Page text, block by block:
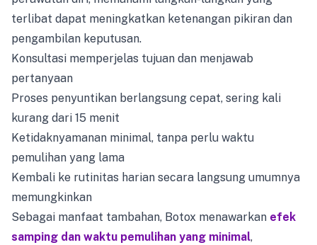
terlibat dapat meningkatkan ketenangan pikiran dan
pengambilan keputusan.
Konsultasi memperjelas tujuan dan menjawab
pertanyaan
Proses penyuntikan berlangsung cepat, sering kali
kurang dari 15 menit
Ketidaknyamanan minimal, tanpa perlu waktu
pemulihan yang lama
Kembali ke rutinitas harian secara langsung umumnya
memungkinkan
Sebagai manfaat tambahan, Botox menawarkan efek
samping dan waktu pemulihan yang minimal,